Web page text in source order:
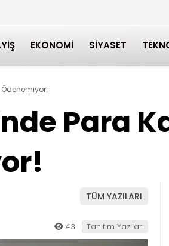
EKONOMI SIYASET
Ödenemiyor!
Para
TÜM YAZILARI
43 Tanıtım Yazıları